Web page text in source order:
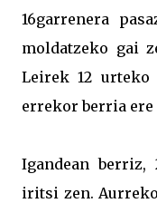
16garrenera
moldatzeko gai
Leirek 12 urteko
errekor berria ere
Igandean
iritsi zen.